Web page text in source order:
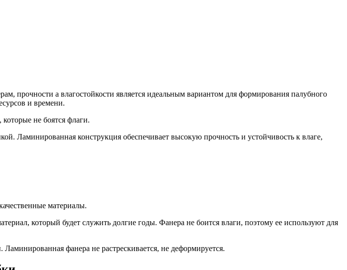
прочности а влагостойкости является идеальным вариантом для формирования палубного
и времени.
не боятся флаги.
Ламинированная конструкция обеспечивает высокую прочность и устойчивость к влаге,
материалы.
который будет служить долгие годы. Фанера не боится влаги, поэтому ее используют для
фанера не растрескивается, не деформируется.